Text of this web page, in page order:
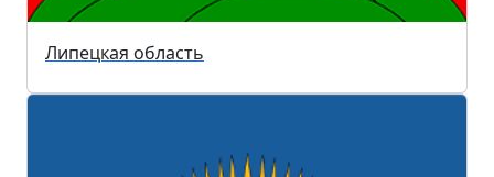
Липецкая область